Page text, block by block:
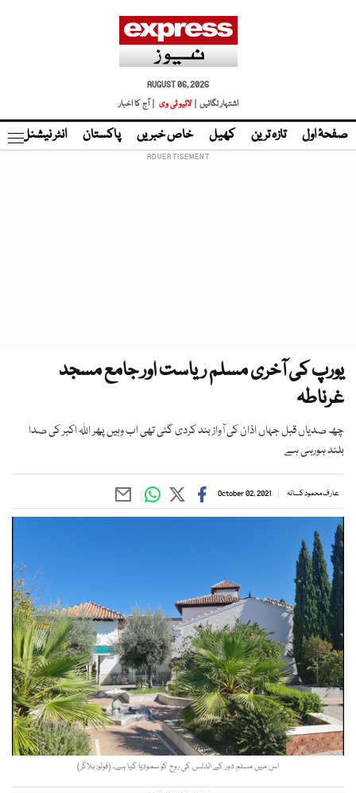
AUGUST 06, 2026
اشتہار لگائیں |
لائیو ٹی وی | آج کا اخبار
صفحۂ اول تازہ ترین کھیل خاص خبریں پاکستان انٹر نیشنل
یورپ کی آخری مسلم ریاست اور جامع مسجد
غرناطہ
چھ صدیاں قبل جہاں اذان کی آواز بند کردی گئی تھی اب وہیں پھر اللہ اکبر کی صدا
بلند ہورہی ہے
عارف محمود کسانہ October 02, 2021
اس میں مسلم دور کے اندلس کی روح کو سمودیا گیا ہے۔ (فوٹو: بلاگر)